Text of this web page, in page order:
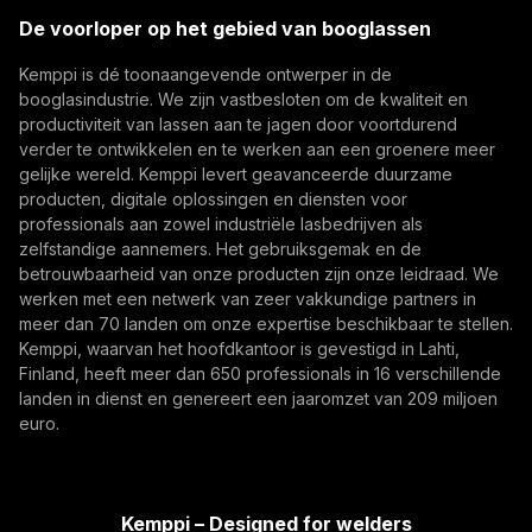
(opens in a new tab)
Abonneer je op
Door u te abonneren, gaat u ermee akkoord
marketing-e-mails van Kemppi te ontvangen.
De voorloper op het gebied van booglassen
Kemppi is dé toonaangevende ontwerper in de
booglasindustrie. We zijn vastbesloten om de kwaliteit en
productiviteit van lassen aan te jagen door voortdurend
verder te ontwikkelen en te werken aan een groenere meer
gelijke wereld. Kemppi levert geavanceerde duurzame
producten, digitale oplossingen en diensten voor
professionals aan zowel industriële lasbedrijven als
zelfstandige aannemers. Het gebruiksgemak en de
betrouwbaarheid van onze producten zijn onze leidraad. We
werken met een netwerk van zeer vakkundige partners in
meer dan 70 landen om onze expertise beschikbaar te stellen.
Kemppi, waarvan het hoofdkantoor is gevestigd in Lahti,
Finland, heeft meer dan 650 professionals in 16 verschillende
landen in dienst en genereert een jaaromzet van 209 miljoen
euro.
Kemppi – Designed for welders